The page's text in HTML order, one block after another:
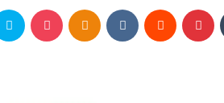
بينتيريست Odnoklassniki
‫Pocket